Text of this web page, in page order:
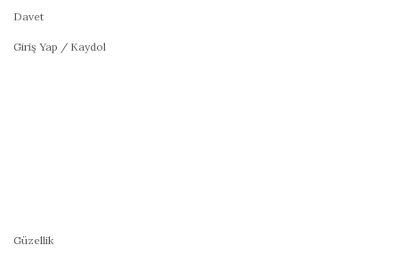
Davet
Giriş Yap / Kaydol
Güzellik